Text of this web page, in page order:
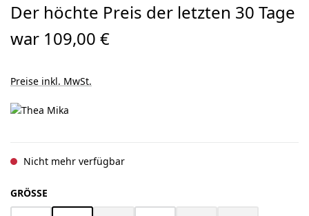
Der höchte Preis der letzten 30 Tage
war 109,00 €
Preise inkl. MwSt.
Nicht mehr verfügbar
GRÖSSE